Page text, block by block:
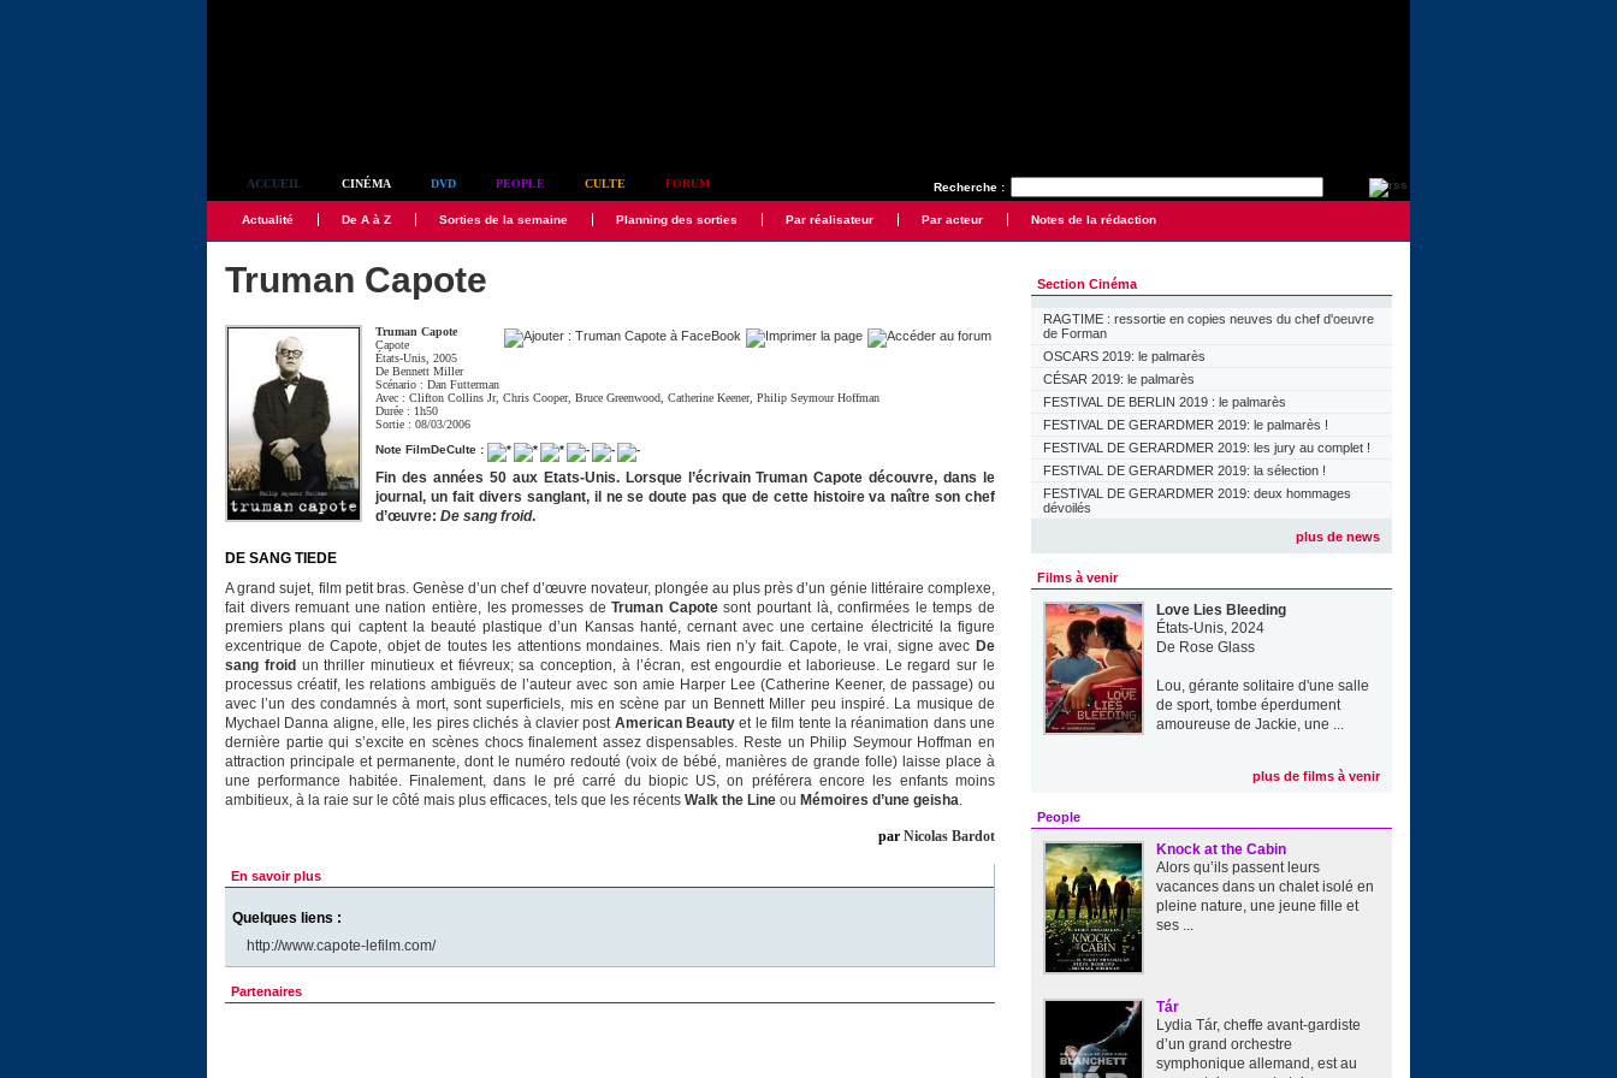
Recherche :
ACCUEIL CINÉMA DVD PEOPLE CULTE FORUM
Actualité De A à Z Sorties de la semaine Planning des sorties Par réalisateur Par acteur Notes de la rédaction
Truman Capote
Truman Capote
Capote
États-Unis, 2005
DeBennett Miller
Scénario :Dan Futterman
Avec :Clifton Collins Jr,Chris Cooper,Bruce Greenwood ,Catherine Keener,Philip Seymour Hoffman
Durée : 1h50
Sortie : 08/03/2006
Note FilmDeCulte :
Fin des années 50 aux Etats-Unis. Lorsque l’écrivain Truman Capote découvre, dans le
journal, un fait divers sanglant, il ne se doute pas que de cette histoire va naître son chef
d’œuvre:De sang froid.
DE SANG TIEDE
A grand sujet, film petit bras. Genèse d’un chef d’œuvre novateur, plongée au plus près d’un génie littéraire complexe,
fait divers remuant une nation entière, les promesses deTruman Capotesont pourtant là, confirmées le temps de
premiers plans qui captent la beauté plastique d’un Kansas hanté, cernant avec une certaine électricité la figure
excentrique de Capote, objet de toutes les attentions mondaines. Mais rien n’y fait. Capote, le vrai, signe avec De
sang froid un thriller minutieux et fiévreux; sa conception, à l’écran, est engourdie et laborieuse. Le regard sur le
processus créatif, les relations ambiguës de l’auteur avec son amie Harper Lee (Catherine Keener, de passage) ou
avec l’un des condamnés à mort, sont superficiels, mis en scène par un Bennett Miller peu inspiré. La musique de
Mychael Danna aligne, elle, les pires clichés à clavier post American Beauty et le film tente la réanimation dans une
dernière partie qui s’excite en scènes chocs finalement assez dispensables. Reste un Philip Seymour Hoffman en
attraction principale et permanente, dont le numéro redouté (voix de bébé, manières de grande folle) laisse place à
une performance habitée. Finalement, dans le pré carré du biopic US, on préférera encore les enfants moins
ambitieux, à la raie sur le côté mais plus efficaces, tels que les récents Walk the Line ou Mémoires d’une geisha.
par Nicolas Bardot
En savoir plus
Quelques liens :
http://www.capote-lefilm.com/
Partenaires
Section Cinéma
RAGTIME : ressortie en copies neuves du chef d'oeuvre
de Forman
OSCARS 2019: le palmarès
CÉSAR 2019: le palmarès
FESTIVAL DE BERLIN 2019 : le palmarès
FESTIVAL DE GERARDMER 2019: le palmarès !
FESTIVAL DE GERARDMER 2019: les jury au complet !
FESTIVAL DE GERARDMER 2019: la sélection !
FESTIVAL DE GERARDMER 2019: deux hommages
dévoilés
plus de news
Films à venir
Love Lies Bleeding
États-Unis, 2024
De Rose Glass
Lou, gérante solitaire d'une salle
de sport, tombe éperdument
amoureuse de Jackie, une ...
plus de films à venir
People
Knock at the Cabin
Alors qu’ils passent leurs
vacances dans un chalet isolé en
pleine nature, une jeune fille et
ses ...
Tár
Lydia Tár, cheffe avant-gardiste
d’un grand orchestre
symphonique allemand, est au